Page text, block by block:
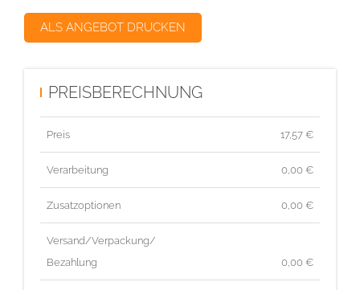
ALS ANGEBOT DRUCKEN
PREISBERECHNUNG
Preis 17,57 €
Verarbeitung 0,00 €
Zusatzoptionen 0,00 €
Versand/Verpackung/
Bezahlung
0,00 €